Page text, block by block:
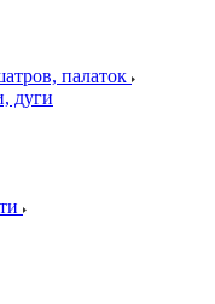
палаток
дуги